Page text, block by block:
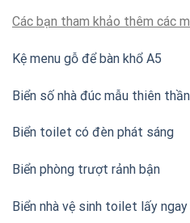
Các bạn tham khảo thêm các
Kệ menu gỗ để bàn khổ A5
Biển số nhà đúc mẫu thiên
Biển toilet có đèn phát sáng
Biển phòng trượt rảnh bận
Biển nhà vệ sinh toilet lấy